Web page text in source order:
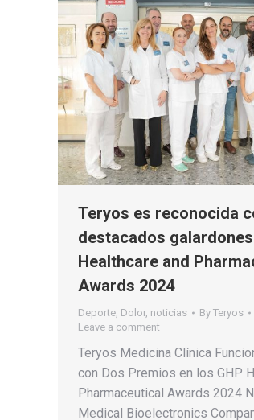
Teryos es reconocida
destacados
Healthcare and
Awards 2024
Deporte, Dolor, noticias By Teryos
Leave a comment
Teryos Medicina Clínica
con Dos Premios en los GHP
Pharmaceutical Awards 2024
Medical Bioelectronics